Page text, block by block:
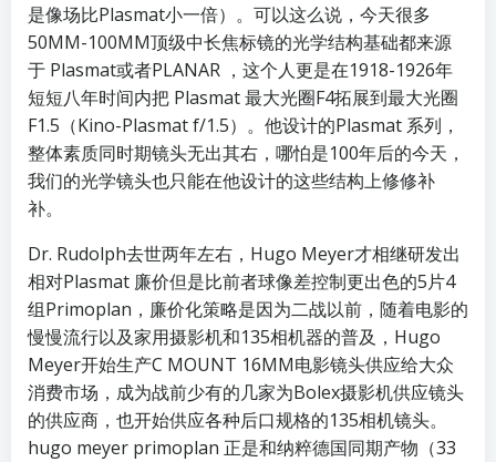
是像场比Plasmat小一倍）。可以这么说，今天很多
50MM-100MM顶级中长焦标镜的光学结构基础都来源
于 Plasmat或者PLANAR ，这个人更是在1918-1926年
短短八年时间内把 Plasmat 最大光圈F4拓展到最大光圈
F1.5（Kino-Plasmat f/1.5）。他设计的Plasmat 系列，
整体素质同时期镜头无出其右，哪怕是100年后的今天，
我们的光学镜头也只能在他设计的这些结构上修修补
补。
Dr. Rudolph去世两年左右，Hugo Meyer才相继研发出
相对Plasmat 廉价但是比前者球像差控制更出色的5片4
组Primoplan，廉价化策略是因为二战以前，随着电影的
慢慢流行以及家用摄影机和135相机器的普及，Hugo
Meyer开始生产C MOUNT 16MM电影镜头供应给大众
消费市场，成为战前少有的几家为Bolex摄影机供应镜头
的供应商，也开始供应各种后口规格的135相机镜头。
hugo meyer primoplan 正是和纳粹德国同期产物（33